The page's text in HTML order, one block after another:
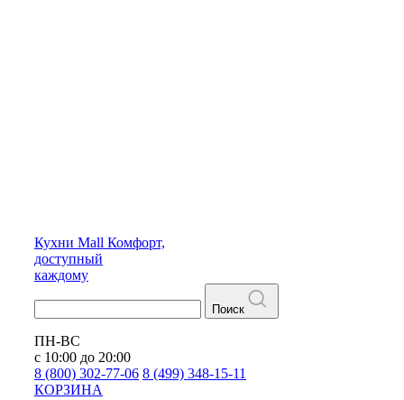
Кухни Mall Комфорт,
доступный
каждому
Поиск
ПН-ВС
с 10:00 до 20:00
8 (800) 302-77-06 8 (499) 348-15-11
КОРЗИНА